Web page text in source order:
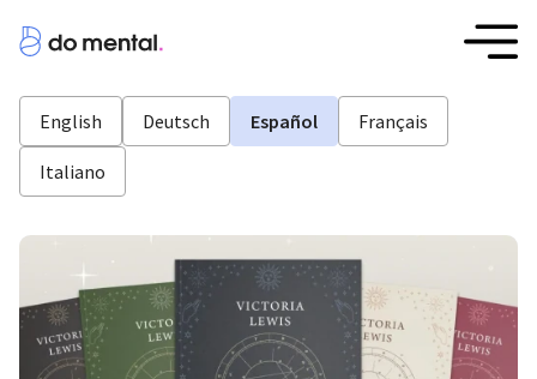
English Deutsch Español Français
Italiano